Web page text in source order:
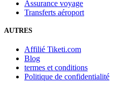
Assurance voyage
Transferts aéroport
AUTRES
Affilié Tiketi.com
Blog
termes et conditions
Politique de confidentialité